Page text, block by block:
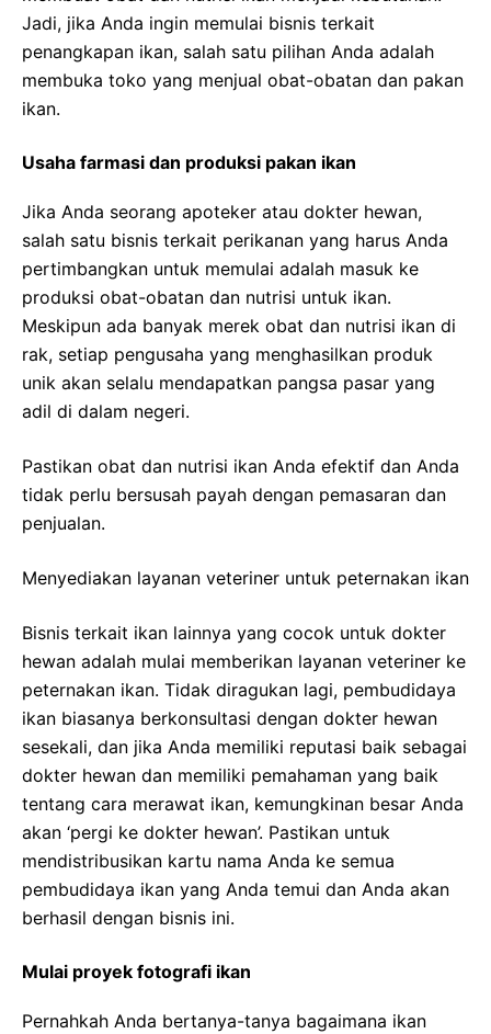
Jadi, jika Anda ingin memulai bisnis terkait
penangkapan ikan, salah satu pilihan Anda adalah
membuka toko yang menjual obat-obatan dan pakan
ikan.
Usaha farmasi dan produksi pakan ikan
Jika Anda seorang apoteker atau dokter hewan,
salah satu bisnis terkait perikanan yang harus Anda
pertimbangkan untuk memulai adalah masuk ke
produksi obat-obatan dan nutrisi untuk ikan.
Meskipun ada banyak merek obat dan nutrisi ikan di
rak, setiap pengusaha yang menghasilkan produk
unik akan selalu mendapatkan pangsa pasar yang
adil di dalam negeri.
Pastikan obat dan nutrisi ikan Anda efektif dan Anda
tidak perlu bersusah payah dengan pemasaran dan
penjualan.
Menyediakan layanan veteriner untuk peternakan ikan
Bisnis terkait ikan lainnya yang cocok untuk dokter
hewan adalah mulai memberikan layanan veteriner ke
peternakan ikan. Tidak diragukan lagi, pembudidaya
ikan biasanya berkonsultasi dengan dokter hewan
sesekali, dan jika Anda memiliki reputasi baik sebagai
dokter hewan dan memiliki pemahaman yang baik
tentang cara merawat ikan, kemungkinan besar Anda
akan ‘pergi ke dokter hewan’. Pastikan untuk
mendistribusikan kartu nama Anda ke semua
pembudidaya ikan yang Anda temui dan Anda akan
berhasil dengan bisnis ini.
Mulai proyek fotografi ikan
Pernahkah Anda bertanya-tanya bagaimana ikan